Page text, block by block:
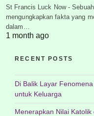
St Francis Luck Now -
mengungkapkan fakta yang
dalam…
1 month ago
RECENT POSTS
Di Balik Layar
untuk Keluarga
Menerapkan Nilai